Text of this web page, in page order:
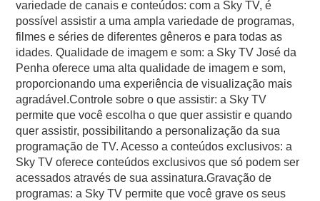
variedade de canais e conteúdos: com a Sky TV, é
possível assistir a uma ampla variedade de programas,
filmes e séries de diferentes gêneros e para todas as
idades. Qualidade de imagem e som: a Sky TV José da
Penha oferece uma alta qualidade de imagem e som,
proporcionando uma experiência de visualização mais
agradável.Controle sobre o que assistir: a Sky TV
permite que você escolha o que quer assistir e quando
quer assistir, possibilitando a personalização da sua
programação de TV. Acesso a conteúdos exclusivos: a
Sky TV oferece conteúdos exclusivos que só podem ser
acessados através de sua assinatura.Gravação de
programas: a Sky TV permite que você grave os seus